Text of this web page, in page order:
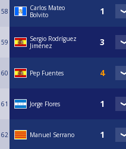
58
Carlos Mateo
Bolvito
59
Sergio Rodríguez
Jiménez
60 Pep Fuentes
61 Jorge Flores
62 Manuel Serrano